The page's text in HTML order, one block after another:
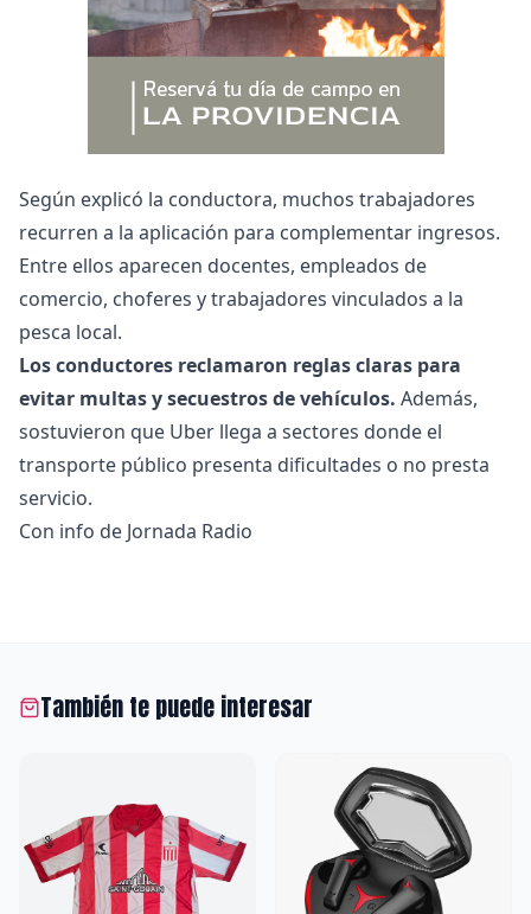
Según explicó la conductora, muchos trabajadores
recurren a la aplicación para complementar ingresos.
Entre ellos aparecen docentes, empleados de
comercio, choferes y trabajadores vinculados a la
pesca local.
Los conductores reclamaron reglas claras para
evitar multas y secuestros de vehículos. Además,
sostuvieron que Uber llega a sectores donde el
transporte público presenta dificultades o no presta
servicio.
Con info de Jornada Radio
También te puede interesar